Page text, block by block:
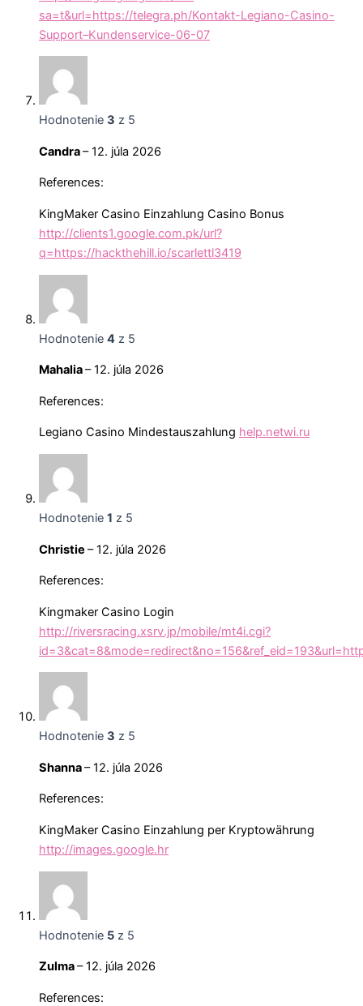
sa=t&url=https://telegra.ph/Kontakt-Legiano-Casino-
Support–Kundenservice-06-07
Hodnotenie 3 z 5
Candra– 12. júla 2026
References:
KingMaker Casino Einzahlung Casino Bonus
http://clients1.google.com.pk/url?
q=https://hackthehill.io/scarlettl3419
Hodnotenie 4 z 5
Mahalia– 12. júla 2026
References:
Legiano Casino Mindestauszahlung help.netwi.ru
Hodnotenie 1 z 5
Christie – 12. júla 2026
References:
Kingmaker Casino Login
http://riversracing.xsrv.jp/mobile/mt4i.cgi?
Hodnotenie 3 z 5
Shanna– 12. júla 2026
References:
KingMaker Casino Einzahlung per Kryptowährung
http://images.google.hr
Hodnotenie 5 z 5
Zulma– 12. júla 2026
References: